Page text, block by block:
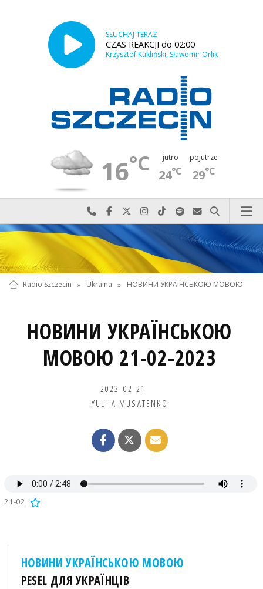
SŁUCHAJ TERAZ
CZAS REAKCJI do 02:00
Krzysztof Kukliński, Sławomir Orlik
16°C jutro
24°C
pojutrze
29°C
Najlepiej po prostu do nas zadzwoń
Odwiedź nas na Facebook-u
Odwiedź nas na X
Odwiedź nas na Instagram-ie
Odwiedź nas na TikTok-u
Szukaj nas na Spotify
Wyślij do nas
Szukaj
Radio Szczecin » Ukraina » НОВИНИ УКРАЇНСЬКОЮ МОВОЮ
НОВИНИ УКРАЇНСЬКОЮ
МОВОЮ 21-02-2023
2023-02-21
YULIIA MUSATENKO
21-02
НОВИНИ УКРАЇНСЬКОЮ МОВОЮ
PESEL ДЛЯ УКРАЇНЦІВ